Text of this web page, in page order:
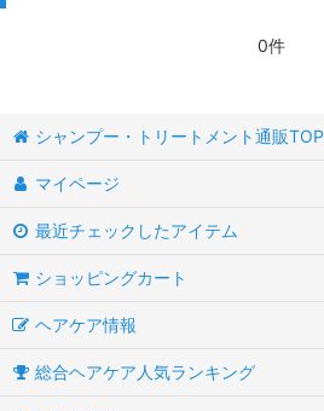
0件
シャンプー・トリートメント通販TOP
マイページ
最近チェックしたアイテム
ショッピングカート
ヘアケア情報
総合ヘアケア人気ランキング